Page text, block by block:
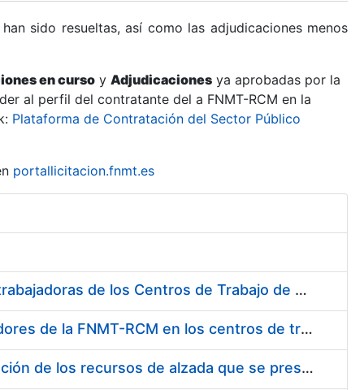
sido resueltas, así como las adjudicaciones menos
en curso y Adjudicaciones ya aprobadas por la
al perfil del contratante del a FNMT-RCM en la
Plataforma de Contratación del Sector Público
portallicitacion.fnmt.es
Suministro de Protectores Auditivos a medida para las personas trabajadoras de los Centros de Trabajo de Madrid y Burgos
Suministro de gafas graduadas antiproyecciones para los trabajadores de la FNMT-RCM en los centros de trabajo de Madrid y Burgos
Servicios de una empresa externa para el asesoramiento y resolución de los recursos de alzada que se presentan relacionados con procesos de selección para la FNMT-RCM